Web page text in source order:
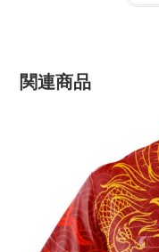
関連商品